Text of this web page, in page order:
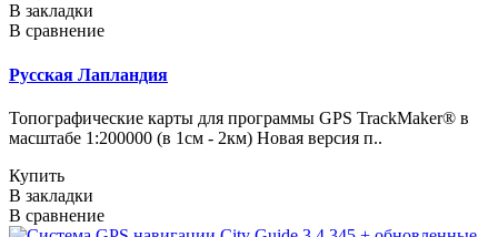
В закладки
В сравнение
Русская Лапландия
Топографические карты для программы GPS TrackMaker® в
масштабе 1:200000 (в 1см - 2км) Новая версия п..
Купить
В закладки
В сравнение